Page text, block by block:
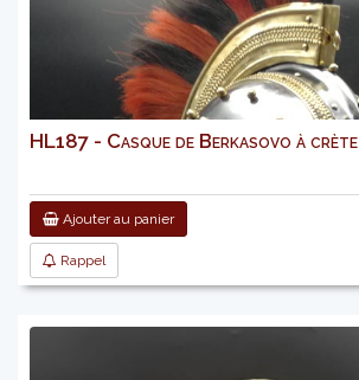
HL187 - Casque de Berkasovo à crète
Ajouter au panier
Rappel